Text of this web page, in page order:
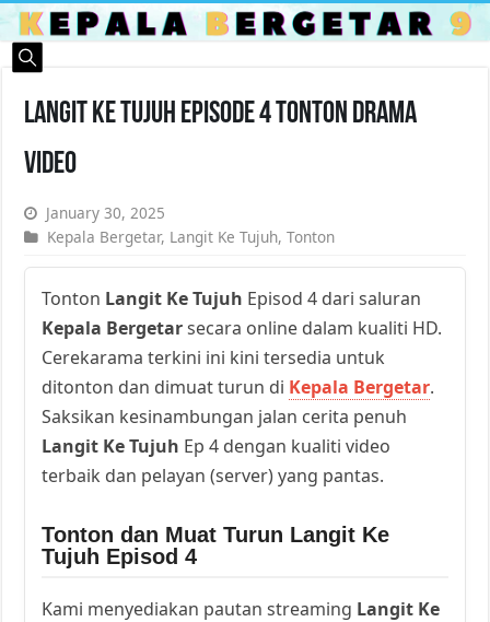
Langit Ke Tujuh Episode 4 Tonton Drama
Video
January 30, 2025
Kepala Bergetar, Langit Ke Tujuh,Tonton
Tonton Langit Ke Tujuh Episod 4 dari saluran
Kepala Bergetarsecara online dalam kualiti HD.
Cerekarama terkini ini kini tersedia untuk
ditonton dan dimuat turun di Kepala Bergetar.
Saksikan kesinambungan jalan cerita penuh
Langit Ke Tujuh Ep 4 dengan kualiti video
terbaik dan pelayan (server) yang pantas.
Tonton dan Muat Turun Langit Ke
Tujuh Episod 4
Kami menyediakan pautan streaming Langit Ke